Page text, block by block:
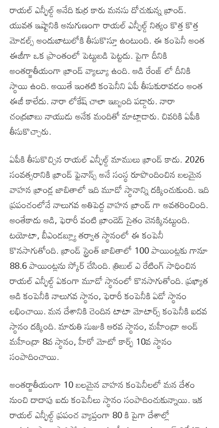
రాయల్ ఎన్ఫీల్డ్ అనేది కుర్ర కారు మనసు దోచుకున్న బ్రాండ్.
యువత ఇష్టానికి అనుగుణంగా రాయల్ ఎన్ఫీల్డ్ నిత్యం కొత్త కొత్త
మోడల్స్ అందుబాటులోకి తీసుకొస్తూ ఉంటుంది. ఈ కంపెనీ అంత
ఈజీగా ఒక ప్రాంతంలో పెట్టుబడి పెట్టదు. పైగా దీనికి
అంతర్జాతీయంగా బ్రాండ్ వ్యాల్యూ ఉంది. ఆడి రేంజ్ లో దీనికి
స్థాయి ఉంది. అయితే ఇంతటి కంపెనీని ఏపీ తీసుకురావడం అంత
ఈజీ కాలేదు. నారా లోకేష్ చాలా ఇబ్బంది పడ్డారు. నారా
చంద్రబాబు నాయుడు అనేక మందితో మాట్లాడారు. చివరికి ఏపీకి
తీసుకొచ్చారు.
ఏపీకి తీసుకొచ్చిన రాయల్ ఎన్ఫీల్డ్ మాములు బ్రాండ్ కాదు. 2026
సంవత్సరానికి బ్రాండ్ ఫైనాన్స్ అనే సంస్థ రూపొందించిన బలమైన
వాహన బ్రాండ్ల జాబితాలో ఇది మూడో స్థానాన్ని దక్కించుకుంది. ఇది
ప్రపంచంలోనే నాలుగవ అతిపెద్ద వాహన బ్రాండ్ గా అవతరించింది.
అంతేకాదు ఆడి, ఫెరారీ వంటి బ్రాండెడ్ సైతం వెనక్కినట్టుంది.
టయోటా, బీఎండబ్ల్యూ తర్వాత స్థానంలో ఈ కంపెనీ
కొనసాగుతోంది. బ్రాండ్ స్ట్రెంత్ జాబితాలో 100 పాయింట్లకు గానూ
88.6 పాయింట్లను స్కోర్ చేసింది. త్రిబుల్ ఎ రేటింగ్ సాధించిన
రాయల్ ఎన్ఫీల్డ్ ఏకంగా మూడో స్థానంలో కొనసాగుతోంది. ప్రఖ్యాత
ఆడి కంపెనీకి నాలుగవ స్థానం, ఫెరారీ కంపెనీకి ఏడో స్థానం
లభించాయి. మన దేశానికి చెందిన టాటా మోటార్స్ కంపెనీకి ఐదవ
స్థానం దక్కింది. మారుతి సుజుకి ఆరవ స్థానం, మహీంద్రా అండ్
మహీంద్రా 8వ స్థానం, హీరో మోటో కార్ప్ 10వ స్థానం
సంపాదించాయి.
అంతర్జాతీయంగా 10 బలమైన వాహన కంపెనీలలో మన దేశం
నుంచి దాదాపు ఐదు కంపెనీలు స్థానం సంపాదించుకున్నాయి. ఇక
రాయల్ ఎన్ఫీల్డ్ ప్రపంచ వ్యాప్తంగా 80 కి పైగా దేశాల్లో